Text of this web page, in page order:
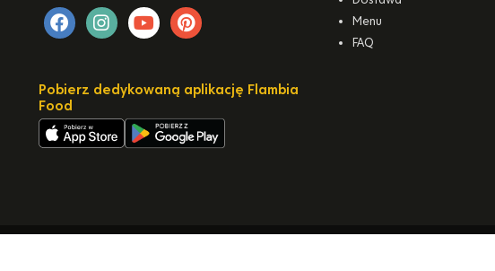
Pobierz dedykowaną aplikację Flambia
Food
Menu
FAQ